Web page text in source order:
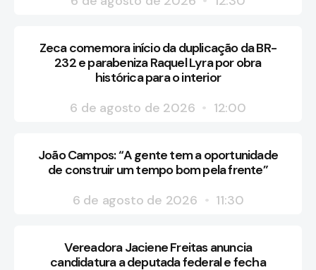
Zeca comemora início da duplicação da BR-
232 e parabeniza Raquel Lyra por obra
histórica para o interior
6 de agosto de 2026
12:00
João Campos: “A gente tem a oportunidade
de construir um tempo bom pela frente”
6 de agosto de 2026
11:30
Vereadora Jaciene Freitas anuncia
candidatura a deputada federal e fecha